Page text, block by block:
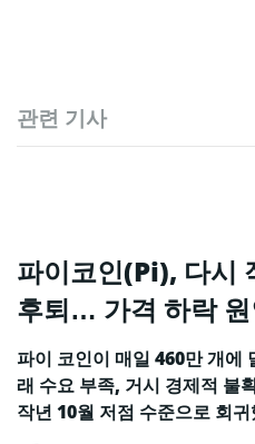
관련 기사
파이코인(Pi), 다시
후퇴… 가격 하락
파이 코인이 매일 460만 개에
래 수요 부족, 거시 경제적 불
작년 10월 저점 수준으로 회